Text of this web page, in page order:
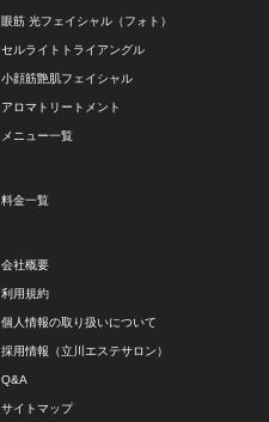
眼筋 光フェイシャル（フォト）
セルライトトライアングル
小顔筋艶肌フェイシャル
アロマトリートメント
メニュー一覧
料金一覧
会社概要
利用規約
個人情報の取り扱いについて
採用情報（立川エステサロン）
Q&A
サイトマップ